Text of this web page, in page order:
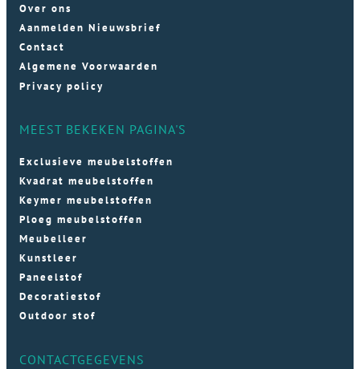
Over ons
Aanmelden Nieuwsbrief
Contact
Algemene Voorwaarden
Privacy policy
MEEST BEKEKEN PAGINA'S
Exclusieve meubelstoffen
Kvadrat meubelstoffen
Keymer meubelstoffen
Ploeg meubelstoffen
Meubelleer
Kunstleer
Paneelstof
Decoratiestof
Outdoor stof
CONTACTGEGEVENS